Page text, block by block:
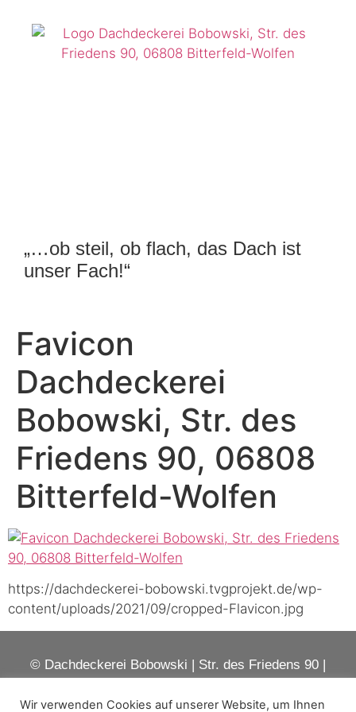
„…ob steil, ob flach, das Dach ist
unser Fach!“
Favicon
Dachdeckerei
Bobowski, Str. des
Friedens 90, 06808
Bitterfeld-Wolfen
https://dachdeckerei-bobowski.tvgprojekt.de/wp-
content/uploads/2021/09/cropped-Flavicon.jpg
© Dachdeckerei Bobowski | Str. des Friedens 90 |
Wir verwenden Cookies auf unserer Website, um Ihnen